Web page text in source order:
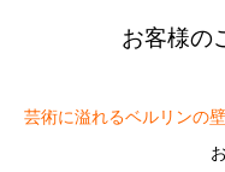
お客様の
芸術に溢れるベルリンの